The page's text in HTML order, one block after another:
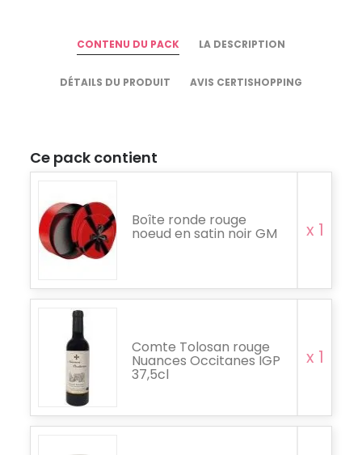
CONTENU DU PACK LA DESCRIPTION
DÉTAILS DU PRODUIT AVIS CERTISHOPPING
Ce pack contient
Boîte ronde rouge
noeud en satin noir GM x 1
Comte Tolosan rouge
Nuances Occitanes IGP
37,5cl
x 1